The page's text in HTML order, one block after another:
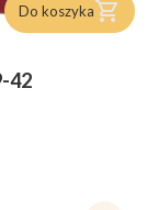
Do koszyka
42